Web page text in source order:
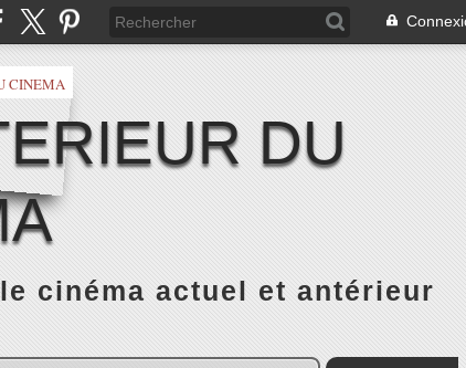
DU
le cinéma actuel et antérieur